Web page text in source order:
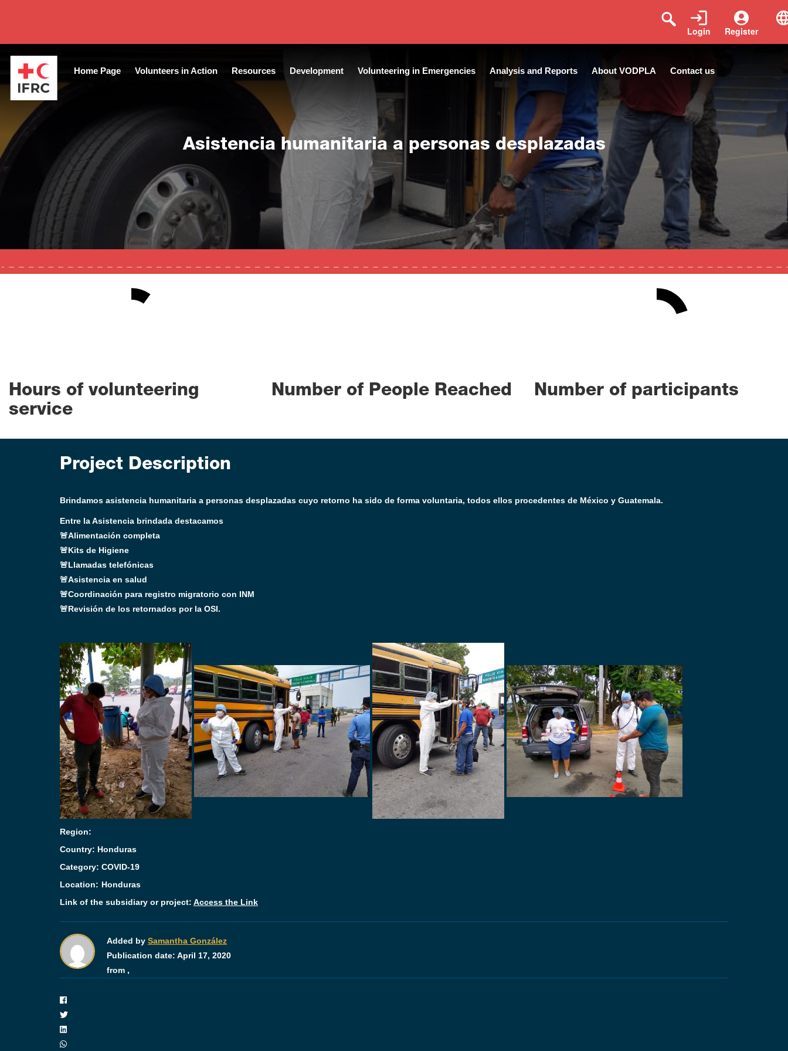
Register
Login
Home Page Volunteers in Action Resources Development Volunteering in Emergencies Analysis and Reports About VODPLA Contact us
Asistencia humanitaria a personas desplazadas
Hours of volunteering
service
Number of People Reached Number of participants
Project Description
Brindamos asistencia humanitaria a personas desplazadas cuyo retorno ha sido de forma voluntaria, todos ellos procedentes de México y Guatemala.
Entre la Asistencia brindada destacamos
🚨Alimentación completa
🚨Kits de Higiene
🚨Llamadas telefónicas
🚨Asistencia en salud
🚨Coordinación para registro migratorio con INM
🚨Revisión de los retornados por la OSI.
Region:
Country: Honduras
Category: COVID-19
Location: Honduras
Link of the subsidiary or project: Access the Link
Added by Samantha González
Publication date: April 17, 2020
from ,